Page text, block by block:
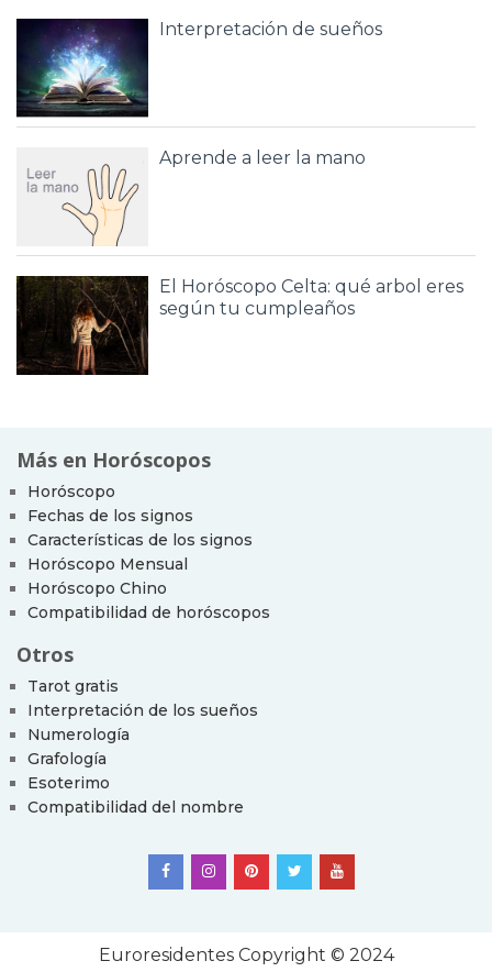
Interpretación de sueños
Aprende a leer la mano
El Horóscopo Celta: qué arbol eres
según tu cumpleaños
Más en Horóscopos
Horóscopo
Fechas de los signos
Características de los signos
Horóscopo Mensual
Horóscopo Chino
Compatibilidad de horóscopos
Otros
Tarot gratis
Interpretación de los sueños
Numerología
Grafología
Esoterimo
Compatibilidad del nombre
EuroresidentesCopyright © 2024